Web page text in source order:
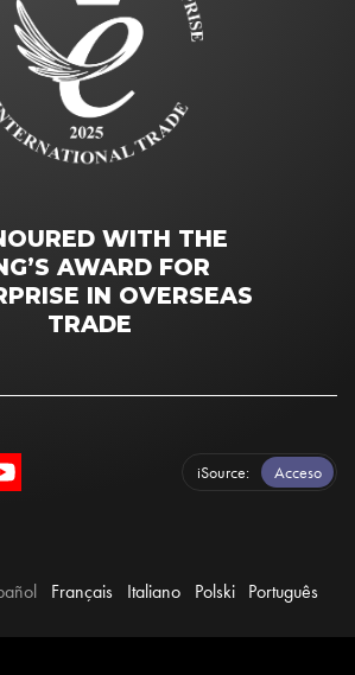
WITH THE
AWARD FOR
IN OVERSEAS
TRADE
iSource Acceso
Français Italiano Polski Português